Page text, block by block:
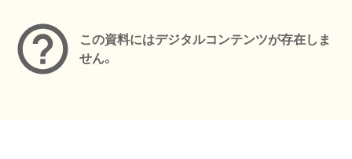
この資料にはデジタルコンテンツが存在しま
せん。